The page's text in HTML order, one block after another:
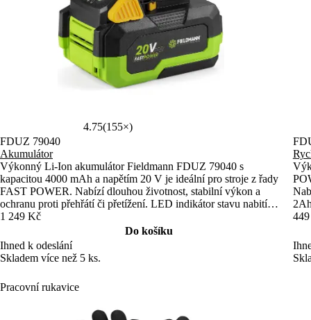
4.75(155×)
FDUZ 79040
Akumulátor
Výkonný Li-Ion akumulátor Fieldmann FDUZ 79040 s
kapacitou 4000 mAh a napětím 20 V je ideální pro stroje z řady
FAST POWER. Nabízí dlouhou životnost, stabilní výkon a
ochranu proti přehřátí či přetížení. LED indikátor stavu nabití
zajišťuje snadnou kontrolu.
1 249 Kč
Do košíku
Ihned k odeslání
Skladem více než 5 ks.
Pracovní rukavice